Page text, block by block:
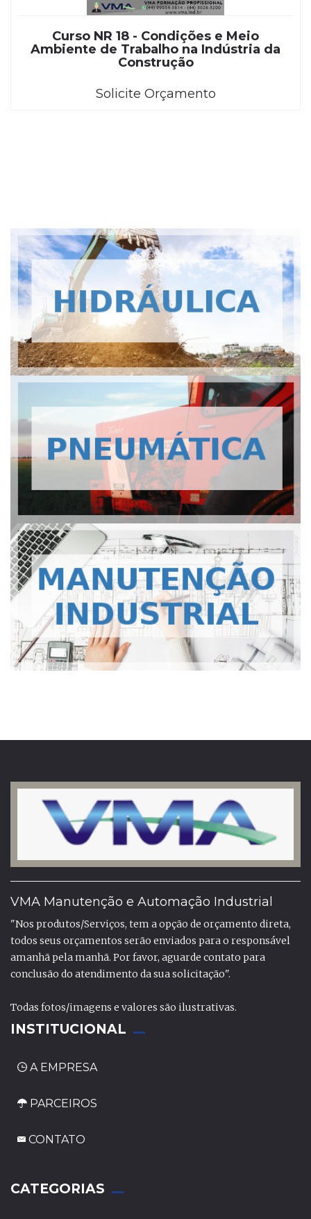
Curso NR 18 - Condições e Meio
Ambiente de Trabalho na Indústria da
Construção
Solicite Orçamento
VMA Manutenção e Automação Industrial
"Nos produtos/Serviços, tem a opção de orçamento direta,
todos seus orçamentos serão enviados para o responsável
amanhã pela manhã. Por favor, aguarde contato para
conclusão do atendimento da sua solicitação".
Todas fotos/imagens e valores são ilustrativas.
INSTITUCIONAL
A EMPRESA
PARCEIROS
CONTATO
CATEGORIAS